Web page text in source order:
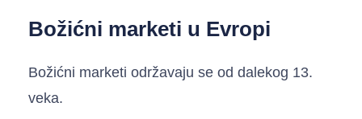
Božićni marketi u Evropi
Božićni marketi održavaju se od dalekog 13.
veka.